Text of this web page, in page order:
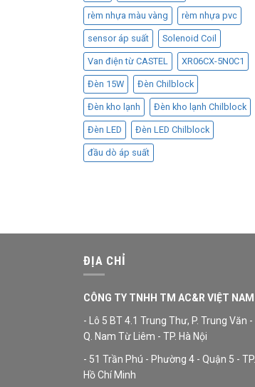
rèm nhựa màu vàng rèm nhựa pvc
sensor áp suất Solenoid Coil
Van điện từ CASTEL XR06CX-5N0C1
Đèn 15W Đèn Chilblock
Đèn kho lạnh Đèn kho lạnh Chilblock
Đèn LED Đèn LED Chilblock
đầu dò áp suất
ĐỊA CHỈ
CÔNG TY TNHH TM AC&R VIỆT NAM
- Lô 5 BT 4.1 Trung Thư, P. Trung Văn -
Q. Nam Từ Liêm - TP. Hà Nội
- 51 Trần Phú - Phường 4 - Quận 5 - TP.
Hồ Chí Minh